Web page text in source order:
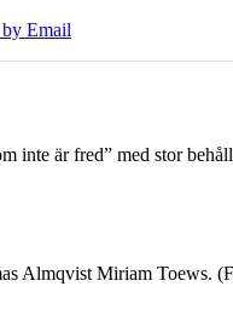
by Email
är fred” med stor
Almqvist Miriam